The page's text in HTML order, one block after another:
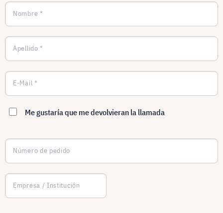
Nombre *
Apellido *
E-Mail *
Me gustaría que me devolvieran la llamada
Número de pedido
Empresa / Institución